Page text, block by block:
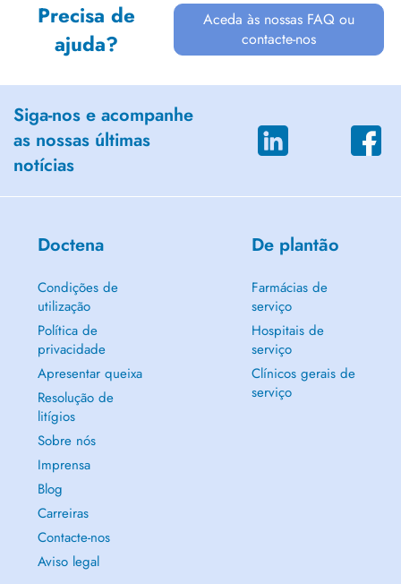
Precisa de
ajuda?
Aceda às nossas FAQ ou
contacte-nos
Siga-nos e acompanhe
as nossas últimas
notícias
Doctena
Condições de
utilização
Política de
privacidade
Apresentar queixa
Resolução de
litígios
Sobre nós
Imprensa
Blog
Carreiras
Contacte-nos
Aviso legal
De plantão
Farmácias de
serviço
Hospitais de
serviço
Clínicos gerais de
serviço